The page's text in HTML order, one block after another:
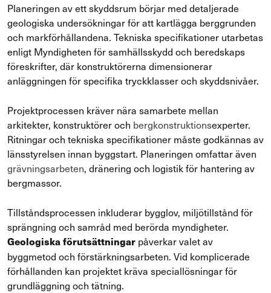
Planeringen av ett skyddsrum börjar med detaljerade
geologiska undersökningar för att kartlägga berggrunden
och markförhållandena. Tekniska specifikationer utarbetas
enligt Myndigheten för samhällsskydd och beredskaps
föreskrifter, där konstruktörerna dimensionerar
anläggningen för specifika tryckklasser och skyddsnivåer.
Projektprocessen kräver nära samarbete mellan
arkitekter, konstruktörer och bergkonstruktionsexperter.
Ritningar och tekniska specifikationer måste godkännas av
länsstyrelsen innan byggstart. Planeringen omfattar även
grävningsarbeten, dränering och logistik för hantering av
bergmassor.
Tillståndsprocessen inkluderar bygglov, miljötillstånd för
sprängning och samråd med berörda myndigheter.
Geologiska förutsättningar påverkar valet av
byggmetod och förstärkningsarbeten. Vid komplicerade
förhållanden kan projektet kräva speciallösningar för
grundläggning och tätning.